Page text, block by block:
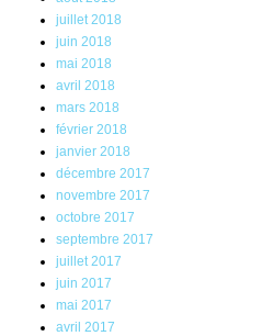
juillet 2018
juin 2018
mai 2018
avril 2018
mars 2018
février 2018
janvier 2018
décembre 2017
novembre 2017
octobre 2017
septembre 2017
juillet 2017
juin 2017
mai 2017
avril 2017